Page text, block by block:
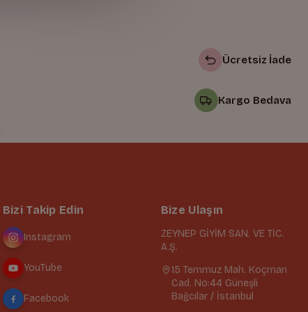
Ücretsiz İade
Kargo Bedava
Bizi Takip Edin
Instagram
YouTube
Facebook
Bize Ulaşın
ZEYNEP GİYİM SAN. VE TİC.
A.Ş.
15 Temmuz Mah. Koçman
Cad. No:44 Güneşli
Bağcılar / İstanbul